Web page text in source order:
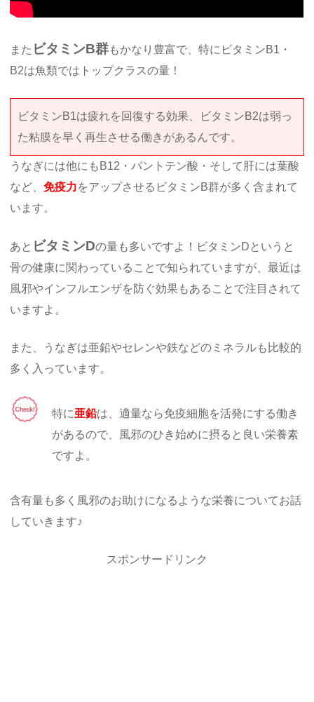
また ビタミンB群もかなり豊富で、特にビタミンB1・
B2は魚類ではトップクラスの量！
ビタミンB1は疲れを回復する効果、ビタミンB2は弱っ
た粘膜を早く再生させる働きがあるんです。
うなぎには他にもB12・パントテン酸・そして肝には葉酸
など、免疫力をアップさせるビタミンB群が多く含まれて
います。
あと ビタミンDの量も多いですよ！ビタミンDというと
骨の健康に関わっていることで知られていますが、最近は
風邪やインフルエンザを防ぐ効果もあることで注目されて
いますよ。
また、うなぎは亜鉛やセレンや鉄などのミネラルも比較的
多く入っています。
特に亜鉛は、適量なら免疫細胞を活発にする働き
があるので、風邪のひき始めに摂ると良い栄養素
ですよ。
含有量も多く風邪のお助けになるような栄養についてお話
していきます♪
スポンサードリンク